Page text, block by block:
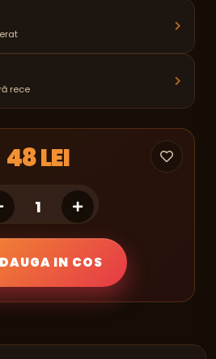
rece
48 LEI
IN COS